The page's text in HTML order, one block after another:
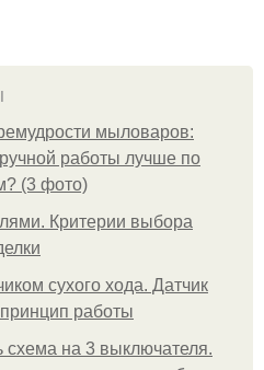
мыловаров:
работы лучше по
(3 фото)
Критерии выбора
сухого хода. Датчик
работы
на 3 выключателя.